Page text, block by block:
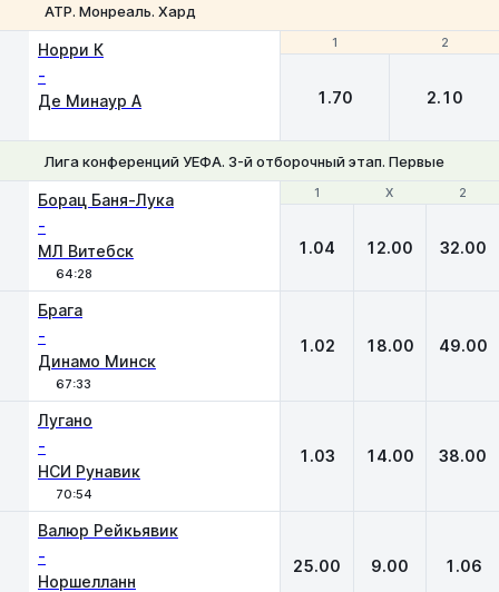
ATP. Монреаль. Хард
1 2
Норри К
-
Де Минаур А
1 2
1.70 2.10
Лига конференций УЕФА. 3-й отборочный этап. Первые матчи
1 Х 2
Борац Баня-Лука
-
МЛ Витебск
64:28
1 Х 2
1.04 12.00 32.00
Брага
-
Динамо Минск
67:33
1.02 18.00 49.00
Лугано
-
НСИ Рунавик
70:54
1.03 14.00 38.00
Валюр Рейкьявик
-
Норшелланн
25.00 9.00 1.06